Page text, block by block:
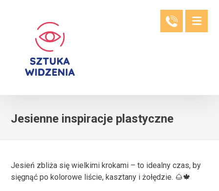
Jesienne inspiracje plastyczne
Jesień zbliża się wielkimi krokami – to idealny czas, by
sięgnąć po kolorowe liście, kasztany i żołędzie. 🌰🍁